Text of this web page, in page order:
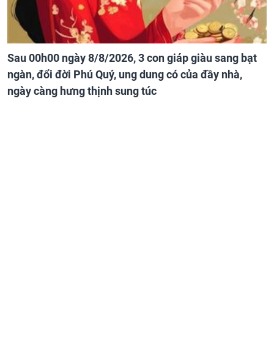
Sau 00h00 ngày 8/8/2026, 3 con giáp giàu sang bạt
ngàn, đổi đời Phú Quý, ung dung có của đầy nhà,
ngày càng hưng thịnh sung túc